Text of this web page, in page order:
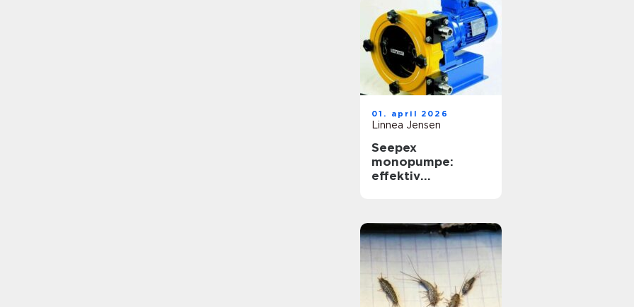
01. april 2026
Linnea Jensen
Seepex
monopumpe:
effektiv